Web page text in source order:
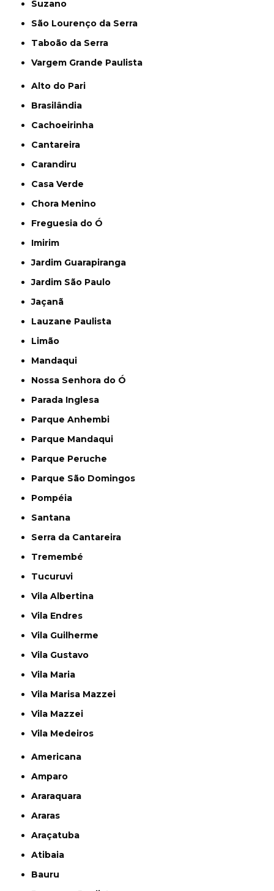
Suzano
São Lourenço da Serra
Taboão da Serra
Vargem Grande Paulista
Alto do Pari
Brasilândia
Cachoeirinha
Cantareira
Carandiru
Casa Verde
Chora Menino
Freguesia do Ó
Imirim
Jardim Guarapiranga
Jardim São Paulo
Jaçanã
Lauzane Paulista
Limão
Mandaqui
Nossa Senhora do Ó
Parada Inglesa
Parque Anhembi
Parque Mandaqui
Parque Peruche
Parque São Domingos
Pompéia
Santana
Serra da Cantareira
Tremembé
Tucuruvi
Vila Albertina
Vila Endres
Vila Guilherme
Vila Gustavo
Vila Maria
Vila Marisa Mazzei
Vila Mazzei
Vila Medeiros
Americana
Amparo
Araraquara
Araras
Araçatuba
Atibaia
Bauru